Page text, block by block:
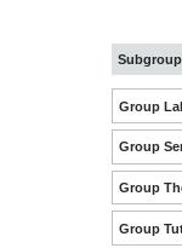
Subgroup
Group
Group
Group
Group